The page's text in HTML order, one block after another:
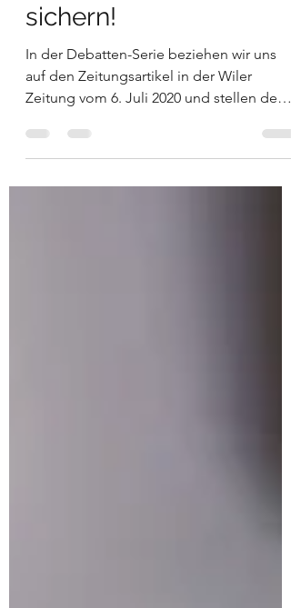
Bahnhofpärkli rechtlich
sichern!
In der Debatten-Serie beziehen wir uns
Zeitung vom 6. Juli 2020 und stellen den
Aussagen der...